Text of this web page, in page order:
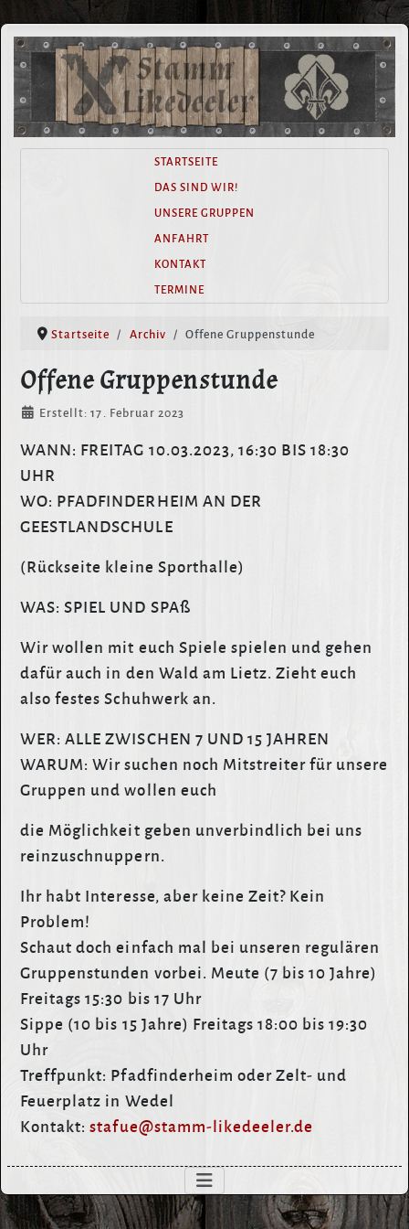
STARTSEITE
DAS SIND WIR!
UNSERE GRUPPEN
ANFAHRT
KONTAKT
TERMINE
Startseite Archiv Offene Gruppenstunde
Offene Gruppenstunde
DetailsErstellt: 17. Februar 2023
WANN: FREITAG 10.03.2023, 16:30 BIS 18:30
UHR
WO: PFADFINDERHEIM AN DER
GEESTLANDSCHULE
(Rückseite kleine Sporthalle)
WAS: SPIEL UND SPAß
Wir wollen mit euch Spiele spielen und gehen
dafür auch in den Wald am Lietz. Zieht euch
also festes Schuhwerk an.
WER: ALLE ZWISCHEN 7 UND 15 JAHREN
WARUM: Wir suchen noch Mitstreiter für unsere
Gruppen und wollen euch
die Möglichkeit geben unverbindlich bei uns
reinzuschnuppern.
Ihr habt Interesse, aber keine Zeit? Kein
Problem!
Schaut doch einfach mal bei unseren regulären
Gruppenstunden vorbei. Meute (7 bis 10 Jahre)
Freitags 15:30 bis 17 Uhr
Sippe (10 bis 15 Jahre) Freitags 18:00 bis 19:30
Uhr
Treffpunkt: Pfadfinderheim oder Zelt- und
Feuerplatz in Wedel
Kontakt:stafue@stamm-likedeeler.de